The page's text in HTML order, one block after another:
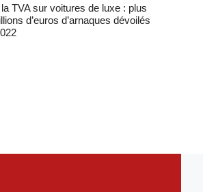
TVA sur voitures de luxe : plus
d’euros d’arnaques dévoilés